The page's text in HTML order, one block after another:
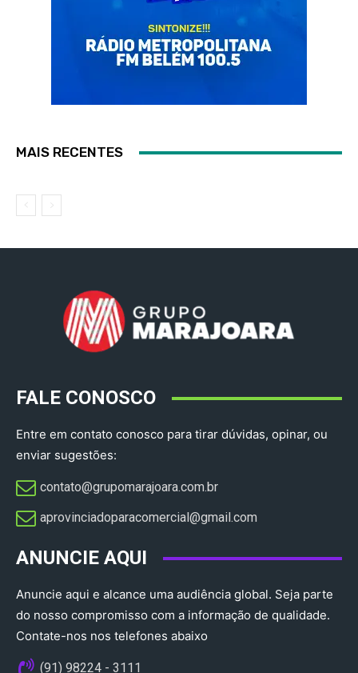
MAIS RECENTES
FALE CONOSCO
Entre em contato conosco para tirar dúvidas, opinar, ou
enviar sugestões:
contato@grupomarajoara.com.br
aprovinciadoparacomercial@gmail.com​
ANUNCIE AQUI
Anuncie aqui e alcance uma audiência global. Seja parte
do nosso compromisso com a informação de qualidade.
Contate-nos nos telefones abaixo
(91) 98224 - 3111